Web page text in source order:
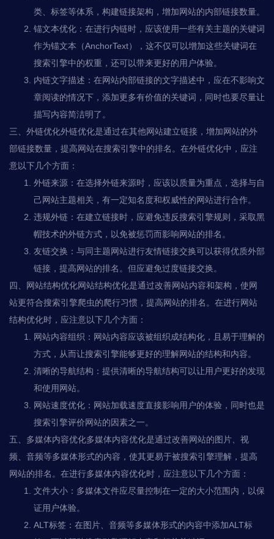
类、标签等体系，构建链接架构，增加网站的内部链接数量。
锚文本优化：在进行内链时，应该使用一些有关主题的关键词
作为锚文本（AnchorText），这不仅可以增加这些关键词在
搜索引擎中的权重，还可以带来更好的用户体验。
内链文字描述：在网站内部链接的文字描述中，应在不影响文
章阅读的情况下，添加更多有价值的关键词，同时也要尽量让
描写内容简洁明了。
三、外链优化外链优化是通过在其他网站建立链接，增加网站的外
部链接数量，提高网站在搜索引擎中的排名。在外链优化中，应注
意以下几个方面：
外链来源：在选择外链来源时，应该以质量为重点，选择与自
己网站主题相关，有一定知名度和权威性的网站进行合作。
违规外链：在建立链接时，应避免违反搜索引擎规则，采取黑
帽技术的外链方式，以免被惩罚而影响网站的排名。
友链交换：与同主题网站进行友情链接交换可以获得优质外部
链接，提高网站的排名。但应避免过度链接交换。
四、网站结构优化网站结构优化是通过改善网站内容和架构，使网
站更符合搜索引擎爬虫的爬行习惯，提高网站的排名。在进行网站
结构优化时，应注意以下几个方面：
网站内容组织：网站内容应该被组织成结构化，且易于理解的
方式，从而让搜索引擎能够更好的理解网站的结构和内容。
清晰的导航结构：提供清晰的导航结构可以让用户更好的发现
和使用网站。
网站速度优化：网站加载速度直接影响用户的体验，同时也是
搜索引擎评价网站的因素之一。
五、多媒体内容优化多媒体内容优化是通过改善网站的图片、视
频、音频等多媒体形式的内容，使其更易于被搜索引擎理解，提高
网站的排名。在进行多媒体内容优化时，应注意以下几个方面：
文件大小：多媒体文件应尽量控制在一定的大小范围内，以保
证用户体验。
ALT标签：在图片、音频等多媒体形式的内容中添加ALT标